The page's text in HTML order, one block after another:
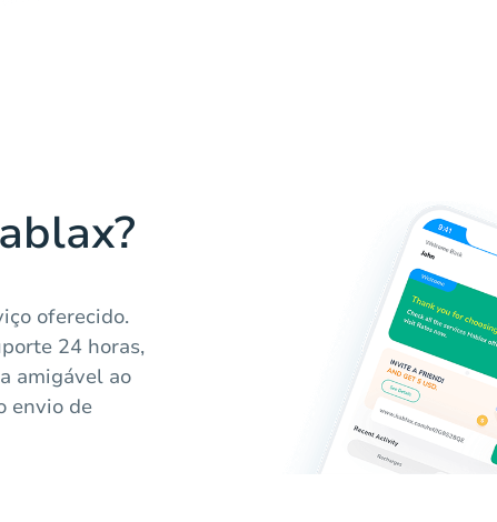
oferecido.
24 horas,
amigável ao
envio de